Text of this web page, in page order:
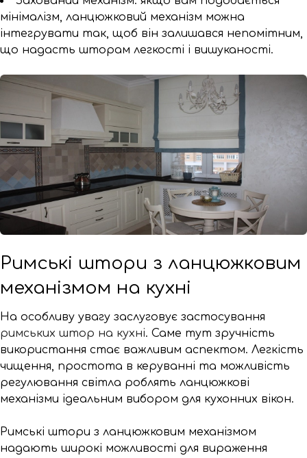
мінімалізм, ланцюжковий механізм можна
інтегрувати так, щоб він залишався непомітним,
що надасть шторам легкості і вишуканості.
Римські штори з ланцюжковим
механізмом на кухні
На особливу увагу заслуговує застосування
римських штор на кухні. Саме тут зручність
використання стає важливим аспектом. Легкість
чищення, простота в керуванні та можливість
регулювання світла роблять ланцюжкові
механізми ідеальним вибором для кухонних вікон.
Римські штори з ланцюжковим механізмом
надають широкі можливості для вираження